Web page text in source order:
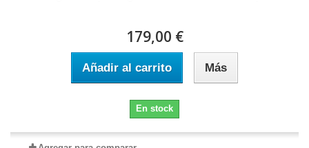
179,00 €
Añadir al carrito Más
En stock